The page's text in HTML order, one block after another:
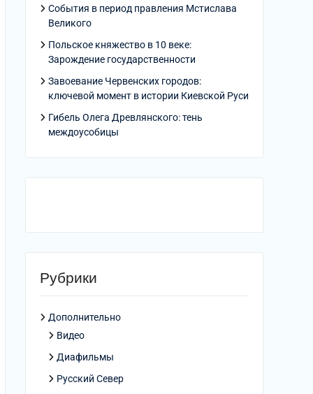
События в период правления Мстислава
Великого
Польское княжество в 10 веке:
Зарождение государственности
Завоевание Червенских городов:
ключевой момент в истории Киевской Руси
Гибель Олега Древлянского: тень
междоусобицы
Рубрики
Дополнительно
Видео
Диафильмы
Русский Север